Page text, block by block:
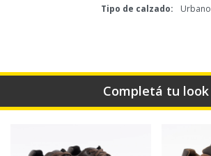
Tipo de calzado
Urbano
Completá tu look